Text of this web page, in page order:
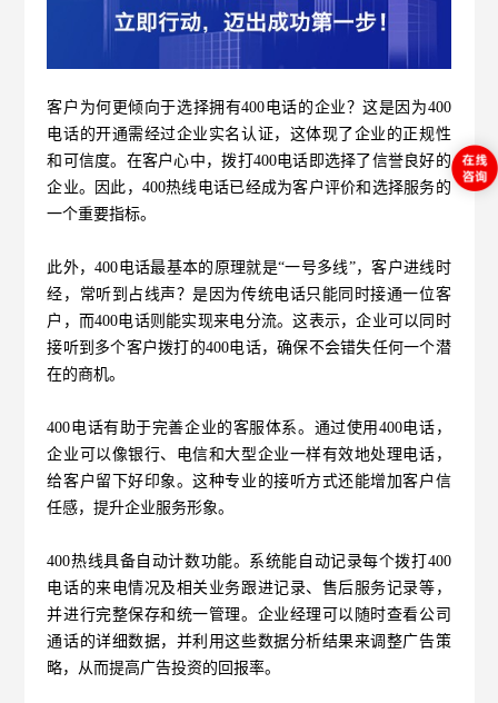
客户为何更倾向于选择拥有400电话的企业？这是因为400
电话的开通需经过企业实名认证，这体现了企业的正规性
和可信度。在客户心中，拨打400电话即选择了信誉良好的
企业。因此，400热线电话已经成为客户评价和选择服务的
一个重要指标。
此外，400电话最基本的原理就是“一号多线”，客户进线时
经，常听到占线声？是因为传统电话只能同时接通一位客
户，而400电话则能实现来电分流。这表示，企业可以同时
接听到多个客户拨打的400电话，确保不会错失任何一个潜
在的商机。
400电话有助于完善企业的客服体系。通过使用400电话，
企业可以像银行、电信和大型企业一样有效地处理电话，
给客户留下好印象。这种专业的接听方式还能增加客户信
任感，提升企业服务形象。
400热线具备自动计数功能。系统能自动记录每个拨打400
电话的来电情况及相关业务跟进记录、售后服务记录等，
并进行完整保存和统一管理。企业经理可以随时查看公司
通话的详细数据，并利用这些数据分析结果来调整广告策
略，从而提高广告投资的回报率。